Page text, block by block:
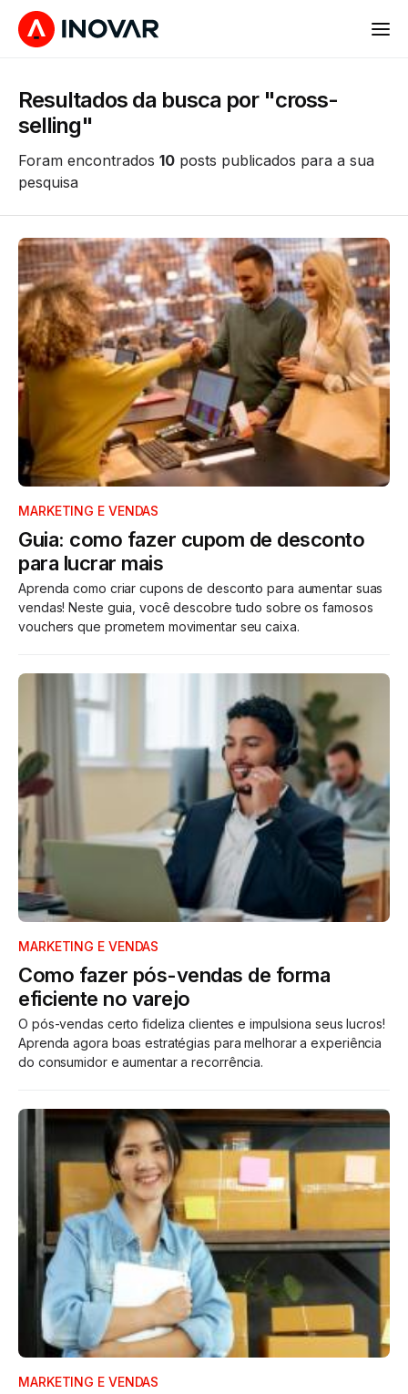
Resultados da busca por "cross-
selling"
Foram encontrados 10 posts publicados para a sua
pesquisa
MARKETING E VENDAS
Guia: como fazer cupom de desconto
para lucrar mais
Aprenda como criar cupons de desconto para aumentar suas
vendas! Neste guia, você descobre tudo sobre os famosos
vouchers que prometem movimentar seu caixa.
MARKETING E VENDAS
Como fazer pós-vendas de forma
eficiente no varejo
O pós-vendas certo fideliza clientes e impulsiona seus lucros!
Aprenda agora boas estratégias para melhorar a experiência
do consumidor e aumentar a recorrência.
MARKETING E VENDAS